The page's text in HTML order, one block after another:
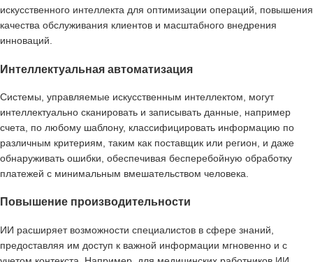
искусственного интеллекта для оптимизации операций, повышения
качества обслуживания клиентов и масштабного внедрения
инноваций.
Интеллектуальная автоматизация
Системы, управляемые искусственным интеллектом, могут
интеллектуально сканировать и записывать данные, например
счета, по любому шаблону, классифицировать информацию по
различным критериям, таким как поставщик или регион, и даже
обнаруживать ошибки, обеспечивая бесперебойную обработку
платежей с минимальным вмешательством человека.
Повышение производительности
ИИ расширяет возможности специалистов в сфере знаний,
предоставляя им доступ к важной информации мгновенно и с